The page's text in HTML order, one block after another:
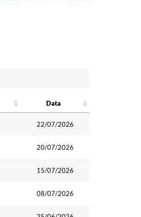
Data
22/07/2026
20/07/2026
15/07/2026
08/07/2026